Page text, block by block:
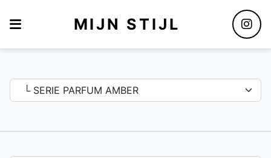
MIJN STIJL
Assortiment